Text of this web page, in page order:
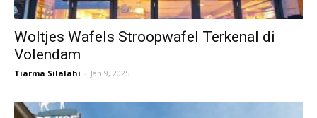
Woltjes Wafels Stroopwafel Terkenal di
Volendam
Tiarma Silalahi - Jan 9, 2025